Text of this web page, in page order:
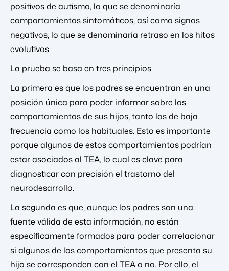
positivos de autismo, lo que se denominaría
comportamientos sintomáticos, así como signos
negativos, lo que se denominaría retraso en los hitos
evolutivos.
La prueba se basa en tres principios.
La primera es que los padres se encuentran en una
posición única para poder informar sobre los
comportamientos de sus hijos, tanto los de baja
frecuencia como los habituales. Esto es importante
porque algunos de estos comportamientos podrían
estar asociados al TEA, lo cual es clave para
diagnosticar con precisión el trastorno del
neurodesarrollo.
La segunda es que, aunque los padres son una
fuente válida de esta información, no están
específicamente formados para poder correlacionar
si algunos de los comportamientos que presenta su
hijo se corresponden con el TEA o no. Por ello, el